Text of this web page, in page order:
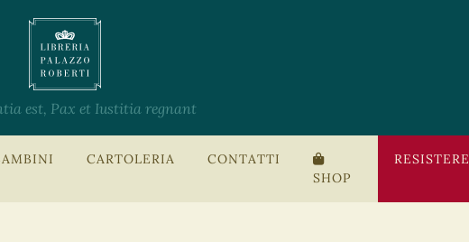
est, Pax et Iustitia regnant
CARTOLERIA
CONTATTI
SHOP
RESISTERE